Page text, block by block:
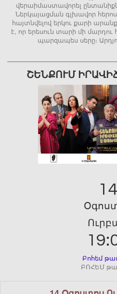
վերաիմաստավորել
Ներկայացման գլխավոր
հայտնվելով երկու քարի
է, որ երեսուն տարի մի
պարզապես սերը։
ՇԵՆՔՈՒՄ
14
Բոհեմ
ԲՈՀԵՄ